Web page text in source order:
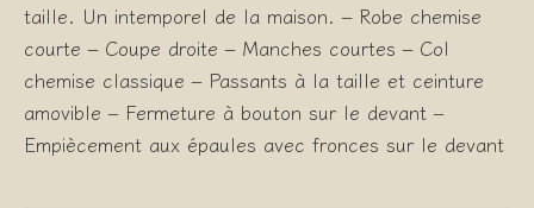
taille. Un intemporel de la maison. – Robe chemise
courte – Coupe droite – Manches courtes – Col
chemise classique – Passants à la taille et ceinture
amovible – Fermeture à bouton sur le devant –
Empiècement aux épaules avec fronces sur le devant